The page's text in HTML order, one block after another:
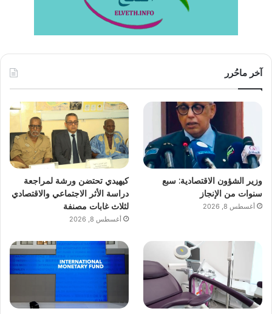
آخر ماحُرر
وزير الشؤون الاقتصادية: سبع
سنوات من الإنجاز
أغسطس 8, 2026
كيهيدي تحتضن ورشة لمراجعة
دراسة الأثر الاجتماعي والاقتصادي
لثلاث غابات مصنفة
أغسطس 8, 2026